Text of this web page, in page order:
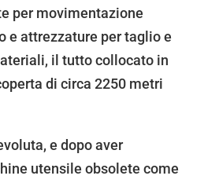
per movimentazione
e attrezzature per taglio e
il tutto collocato in
di circa 2250 metri
e dopo aver
utensile obsolete come